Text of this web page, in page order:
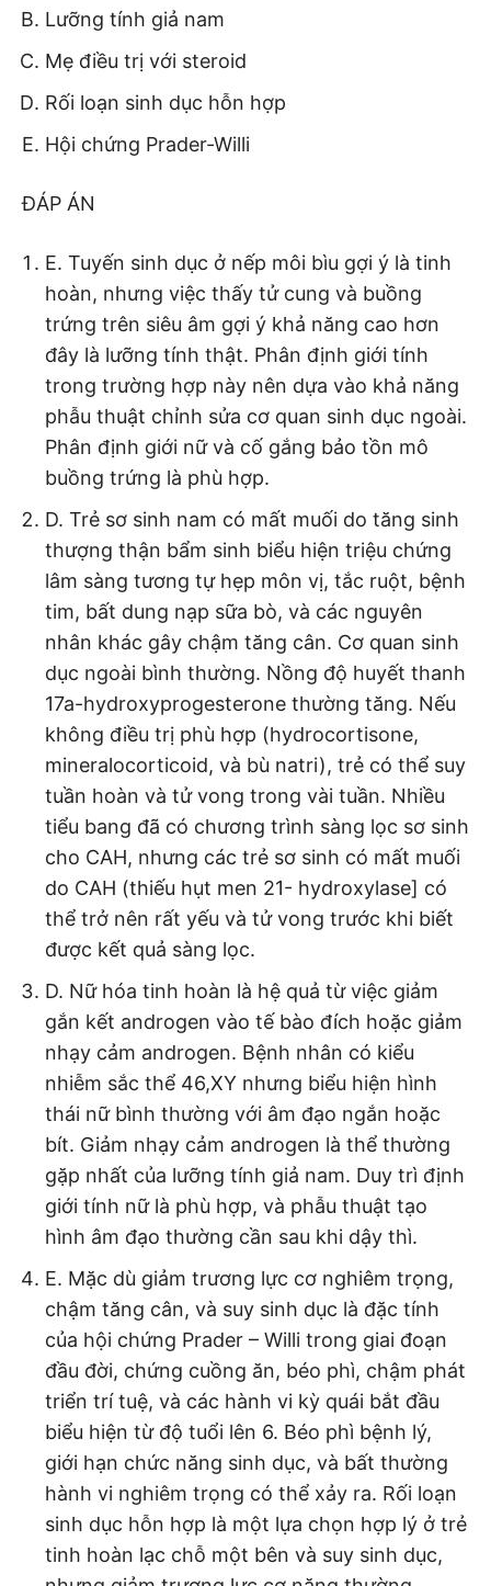
Lưỡng tính giả nam
Mẹ điều trị với steroid
Rối loạn sinh dục hỗn hợp
Hội chứng Prader-Willi
ĐÁP ÁN
E. Tuyến sinh dục ở nếp môi bìu gợi ý là tinh
hoàn, nhưng việc thấy tử cung và buồng
trứng trên siêu âm gợi ý khả năng cao hơn
đây là lưỡng tính thật. Phân định giới tính
trong trường hợp này nên dựa vào khả năng
phẫu thuật chỉnh sửa cơ quan sinh dục ngoài.
Phân định giới nữ và cố gắng bảo tồn mô
buồng trứng là phù hợp.
D. Trẻ sơ sinh nam có mất muối do tăng sinh
thượng thận bẩm sinh biểu hiện triệu chứng
lâm sàng tương tự hẹp môn vị, tắc ruột, bệnh
tim, bất dung nạp sữa bò, và các nguyên
nhân khác gây chậm tăng cân. Cơ quan sinh
dục ngoài bình thường. Nồng độ huyết thanh
17a-hydroxyprogesterone thường tăng. Nếu
không điều trị phù hợp (hydrocortisone,
mineralocorticoid, và bù natri), trẻ có thể suy
tuần hoàn và tử vong trong vài tuần. Nhiều
tiểu bang đã có chương trình sàng lọc sơ sinh
cho CAH, nhưng các trẻ sơ sinh có mất muối
do CAH (thiếu hụt men 21- hydroxylase] có
thể trở nên rất yếu và tử vong trước khi biết
được kết quả sàng lọc.
D. Nữ hóa tinh hoàn là hệ quả từ việc giảm
gắn kết androgen vào tế bào đích hoặc giảm
nhạy cảm androgen. Bệnh nhân có kiểu
nhiễm sắc thể 46,XY nhưng biểu hiện hình
thái nữ bình thường với âm đạo ngắn hoặc
bít. Giảm nhạy cảm androgen là thể thường
gặp nhất của lưỡng tính giả nam. Duy trì định
giới tính nữ là phù hợp, và phẫu thuật tạo
hình âm đạo thường cần sau khi dậy thì.
E. Mặc dù giảm trương lực cơ nghiêm trọng,
chậm tăng cân, và suy sinh dục là đặc tính
của hội chứng Prader – Willi trong giai đoạn
đầu đời, chứng cuồng ăn, béo phì, chậm phát
triển trí tuệ, và các hành vi kỳ quái bắt đầu
biểu hiện từ độ tuổi lên 6. Béo phì bệnh lý,
giới hạn chức năng sinh dục, và bất thường
hành vi nghiêm trọng có thể xảy ra. Rối loạn
sinh dục hỗn hợp là một lựa chọn hợp lý ở trẻ
tinh hoàn lạc chỗ một bên và suy sinh dục,